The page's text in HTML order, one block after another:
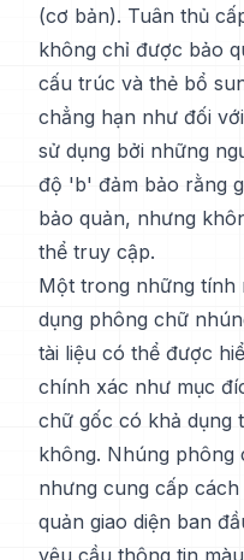
(cơ bản). Tuân thủ
không chỉ được bảo
cấu trúc và thẻ bổ
chẳng hạn như đối
sử dụng bởi những
độ 'b' đảm bảo rằng
bảo quản, nhưng
thể truy cập.
Một trong những tính
dụng phông chữ
tài liệu có thể được
chính xác như mục
chữ gốc có khả dụng
không. Nhúng phông
nhưng cung cấp
quản giao diện ban
yêu cầu thông tin